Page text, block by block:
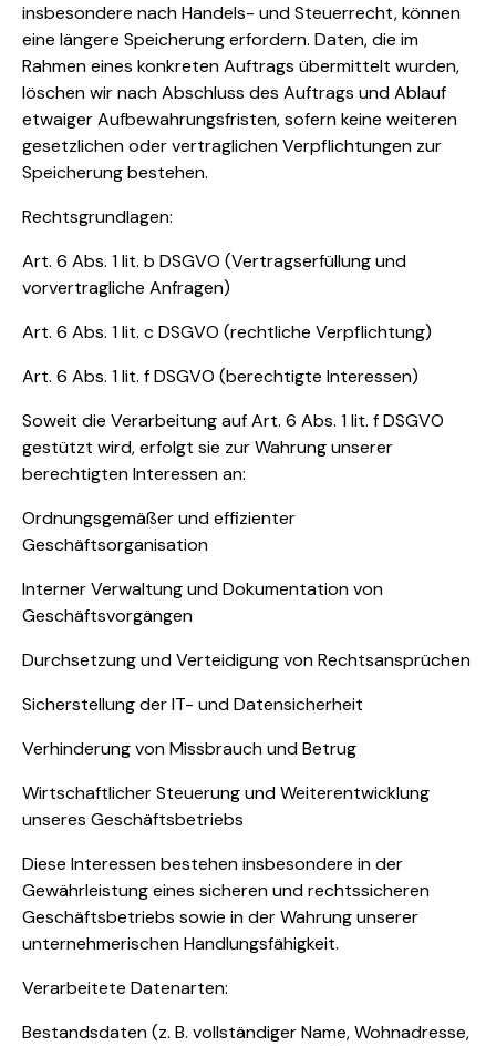
insbesondere nach Handels- und Steuerrecht, können
eine längere Speicherung erfordern. Daten, die im
Rahmen eines konkreten Auftrags übermittelt wurden,
löschen wir nach Abschluss des Auftrags und Ablauf
etwaiger Aufbewahrungsfristen, sofern keine weiteren
gesetzlichen oder vertraglichen Verpflichtungen zur
Speicherung bestehen.
Rechtsgrundlagen:
Art. 6 Abs. 1 lit. b DSGVO (Vertragserfüllung und
vorvertragliche Anfragen)
Art. 6 Abs. 1 lit. c DSGVO (rechtliche Verpflichtung)
Art. 6 Abs. 1 lit. f DSGVO (berechtigte Interessen)
Soweit die Verarbeitung auf Art. 6 Abs. 1 lit. f DSGVO
gestützt wird, erfolgt sie zur Wahrung unserer
berechtigten Interessen an:
Ordnungsgemäßer und effizienter
Geschäftsorganisation
Interner Verwaltung und Dokumentation von
Geschäftsvorgängen
Durchsetzung und Verteidigung von Rechtsansprüchen
Sicherstellung der IT- und Datensicherheit
Verhinderung von Missbrauch und Betrug
Wirtschaftlicher Steuerung und Weiterentwicklung
unseres Geschäftsbetriebs
Diese Interessen bestehen insbesondere in der
Gewährleistung eines sicheren und rechtssicheren
Geschäftsbetriebs sowie in der Wahrung unserer
unternehmerischen Handlungsfähigkeit.
Verarbeitete Datenarten:
Bestandsdaten (z. B. vollständiger Name, Wohnadresse,